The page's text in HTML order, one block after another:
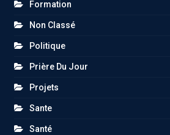
Formation
Non Classé
Politique
Prière Du Jour
Projets
Sante
Santé